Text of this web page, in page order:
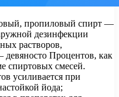
пропиловый спирт —
дезинфекции
растворов,
девяносто Процентов, как
спиртовых смесей.
усиливается при
йода;